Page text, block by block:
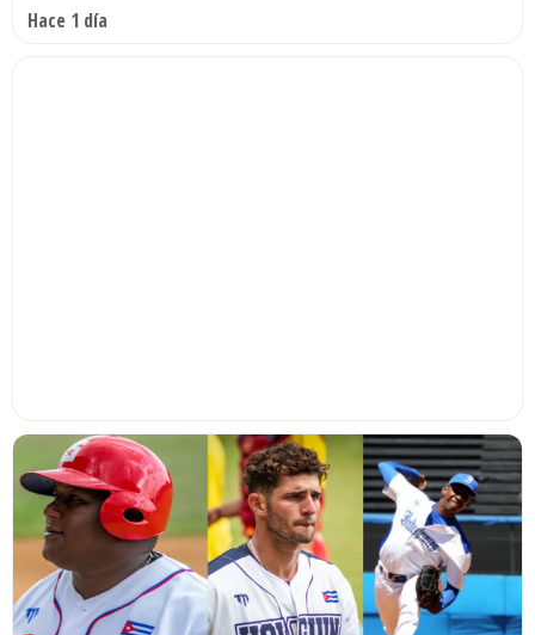
Hace 1 día